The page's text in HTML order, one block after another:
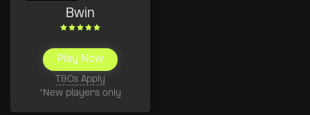
Bwin
Play Now
T&Cs Apply
*New players only